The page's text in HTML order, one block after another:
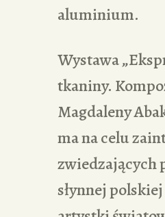
aluminium.
Wystawa
tkaniny.
Magdaleny
ma na celu
zwiedzających
słynnej